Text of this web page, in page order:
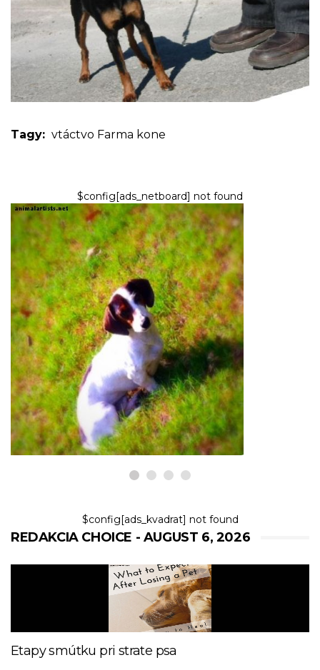
Tagy: vtáctvo Farma kone
$config[ads_netboard] not found
PSY
Ako zistiť, či je váš pes čistý,
plnokrvný jazvečík, nie
Chiweenie
6,2026
$config[ads_kvadrat] not found
REDAKCIA CHOICE - AUGUST 6, 2026
Etapy smútku pri strate psa